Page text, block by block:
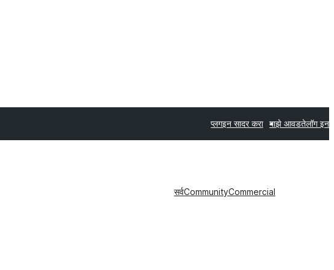
प्लगइन सादर करा माझे आवडतेलॉग इन
सर्वCommunityCommercial